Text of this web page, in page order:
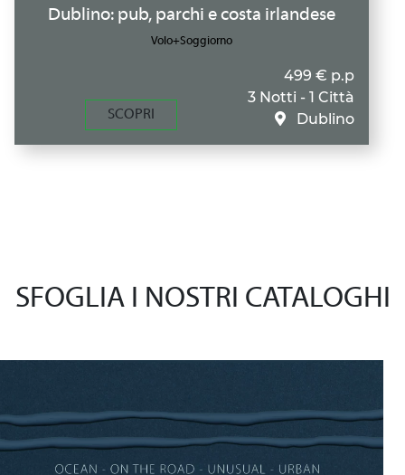
Dublino: pub, parchi e costa irlandese
Volo+Soggiorno
SCOPRI
499 € p.p
3 Notti - 1 Città
Dublino
SFOGLIA I NOSTRI CATALOGHI